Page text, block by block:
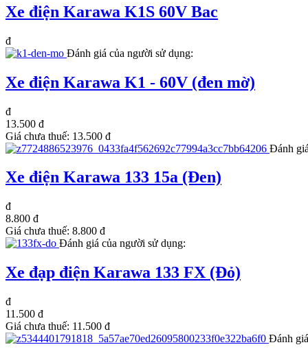
Xe điện Karawa K1S 60V Bac
đ
Đánh giá của người sử dụng:
Xe điện Karawa K1 - 60V (đen mờ)
đ
13.500 đ
Giá chưa thuế: 13.500 đ
Đánh
Xe điện Karawa 133 15a (Đen)
đ
8.800 đ
Giá chưa thuế: 8.800 đ
Đánh giá của người sử dụng:
Xe đạp điện Karawa 133 FX (Đỏ)
đ
11.500 đ
Giá chưa thuế: 11.500 đ
Đánh